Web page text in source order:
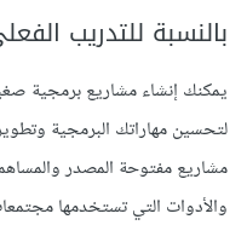
بالنسبة للتدريب
يمكنك إنشاء مشاريع برمجية
لتحسين مهاراتك البرمجية
مشاريع مفتوحة المصدر
والأدوات التي تستخدمها